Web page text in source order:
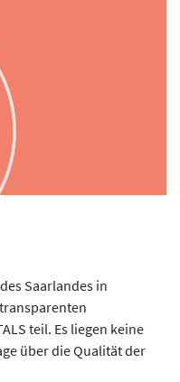
Saarlandes in
teil. Es liegen keine
über die Qualität der